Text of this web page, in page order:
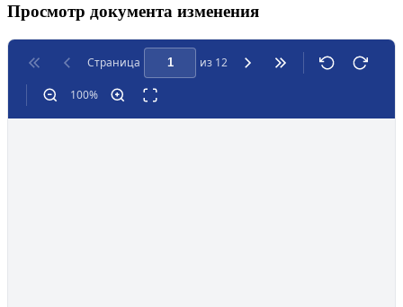
Просмотр документа изменения